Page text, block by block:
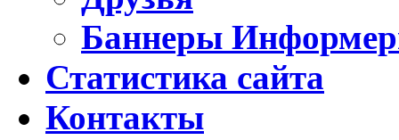
Баннеры
Статистика сайта
Контакты